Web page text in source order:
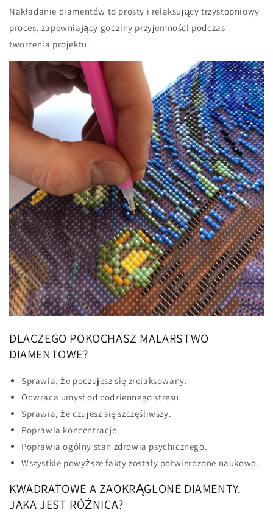
Nakładanie diamentów to prosty i relaksujący trzystopniowy
proces, zapewniający godziny przyjemności podczas
tworzenia projektu.
DLACZEGO POKOCHASZ MALARSTWO
DIAMENTOWE?
Sprawia, że poczujesz się zrelaksowany.
Odwraca umysł od codziennego stresu.
Sprawia, że czujesz się szczęśliwszy.
Poprawia koncentrację.
Poprawia ogólny stan zdrowia psychicznego.
Wszystkie powyższe fakty zostały potwierdzone naukowo.
KWADRATOWE A ZAOKRĄGLONE DIAMENTY.
JAKA JEST RÓŻNICA?